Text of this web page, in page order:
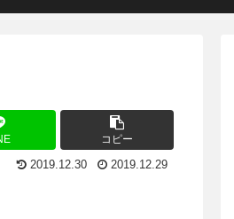
コピー
2019.12.30 2019.12.29